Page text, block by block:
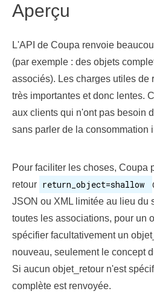
Aperçu
L'API de Coupa renvoie
(par exemple : des objets
associés). Les charges utiles de
très importantes et donc lentes.
aux clients qui n'ont pas besoin
sans parler de la consommation
Pour faciliter les choses, Coupa
retour return_object=shallow
JSON ou XML limitée au lieu du
toutes les associations, pour un
spécifier facultativement un
nouveau, seulement le concept
Si aucun objet_retour n'est
complète est renvoyée.